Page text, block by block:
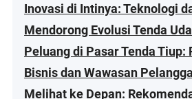
Inovasi di Intinya: Teknologi
Mendorong Evolusi Tenda
Peluang di Pasar Tenda Tiup:
Bisnis dan Wawasan
Melihat ke Depan: